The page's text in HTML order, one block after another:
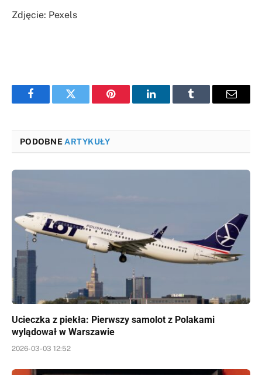
Zdjęcie: Pexels
FacebookTwitter Pinterest LinkedInTumblr Email
PODOBNEARTYKUŁY
Ucieczka z piekła: Pierwszy samolot z Polakami
wylądował w Warszawie
2026-03-03 12:52